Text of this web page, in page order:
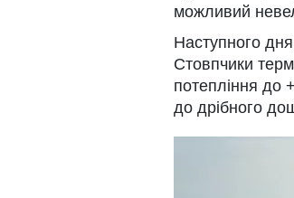
можливий
Наступного
Стовпчики
потепління до
до дрібного